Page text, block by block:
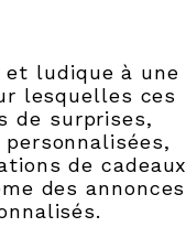
ludique à une
lesquelles ces
de surprises,
de cadeaux
des annonces